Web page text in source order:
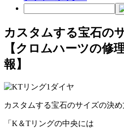
カスタムする宝石の
【クロムハーツの修
報】
カスタムする宝石のサイズの決め
「 K ＆Tリングの中央には